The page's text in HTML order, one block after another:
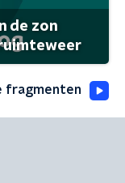
de zon
fragmenten